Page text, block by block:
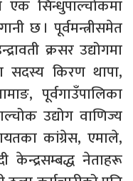
सिन्धुपाल्चोकमा
छ । पूर्वमन्त्रीसमेत
क्रसर उद्योगमा
सदस्य किरण थापा,
पूर्वगाउँपालिका
उद्योग वाणिज्य
कांग्रेस, एमाले,
केन्द्रसम्बद्ध नेताहरू